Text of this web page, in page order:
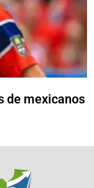
de mexicanos